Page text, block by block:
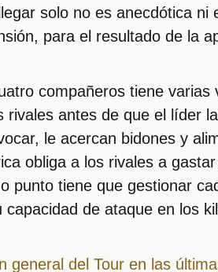
solo no es anecdótica ni
para el resultado de la
compañeros tiene varias
antes de que el líder
le acercan bidones y
obliga a los rivales a
punto tiene que gestionar
de ataque en los
general del Tour en las